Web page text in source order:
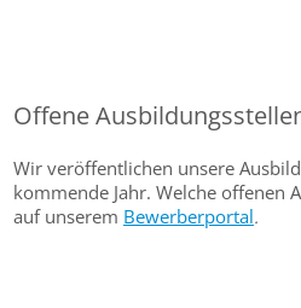
Offene
Wir veröffentlichen unsere
kommende Jahr. Welche offenen
auf unserem Bewerberportal.